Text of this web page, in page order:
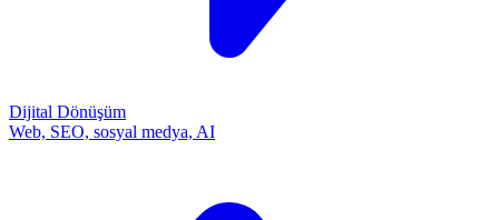
Dijital Dönüşüm
Web, SEO, sosyal medya, AI